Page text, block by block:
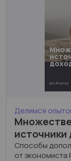
pro.finansy
Делимся
источники
Способы
от экономиста